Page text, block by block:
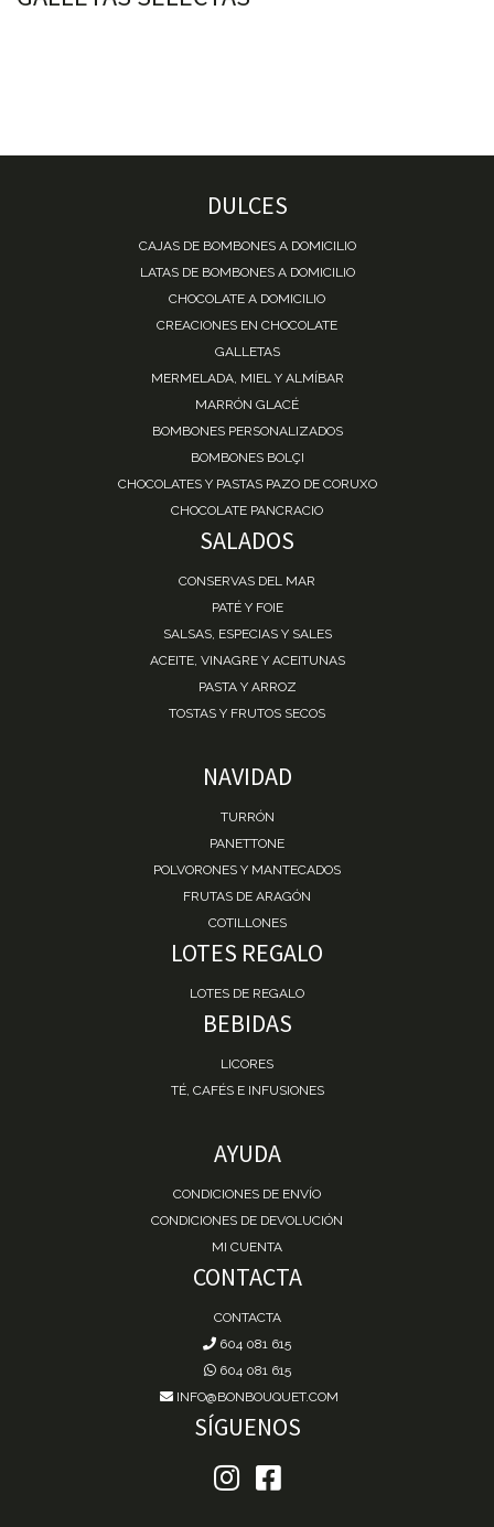
DULCES
CAJAS DE BOMBONES A DOMICILIO
LATAS DE BOMBONES A DOMICILIO
CHOCOLATE A DOMICILIO
CREACIONES EN CHOCOLATE
GALLETAS
MERMELADA, MIEL Y ALMÍBAR
MARRÓN GLACÉ
BOMBONES PERSONALIZADOS
BOMBONES BOLÇI
CHOCOLATES Y PASTAS PAZO DE CORUXO
CHOCOLATE PANCRACIO
SALADOS
CONSERVAS DEL MAR
PATÉ Y FOIE
SALSAS, ESPECIAS Y SALES
ACEITE, VINAGRE Y ACEITUNAS
PASTA Y ARROZ
TOSTAS Y FRUTOS SECOS
NAVIDAD
TURRÓN
PANETTONE
POLVORONES Y MANTECADOS
FRUTAS DE ARAGÓN
COTILLONES
LOTES REGALO
LOTES DE REGALO
BEBIDAS
LICORES
TÉ, CAFÉS E INFUSIONES
AYUDA
CONDICIONES DE ENVÍO
CONDICIONES DE DEVOLUCIÓN
MI CUENTA
CONTACTA
CONTACTA
604 081 615
604 081 615
INFO@BONBOUQUET.COM
SÍGUENOS